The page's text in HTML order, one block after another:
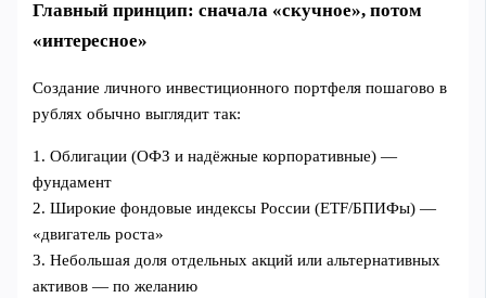
Главный принцип: сначала «скучное», потом
«интересное»
Создание личного инвестиционного портфеля пошагово в
рублях обычно выглядит так:
1. Облигации (ОФЗ и надёжные корпоративные) —
фундамент
2. Широкие фондовые индексы России (ETF/БПИФы) —
«двигатель роста»
3. Небольшая доля отдельных акций или альтернативных
активов — по желанию